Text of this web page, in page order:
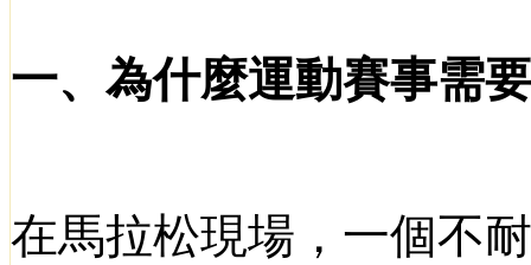
一、為什麼運動賽事需
在馬拉松現場，一個不